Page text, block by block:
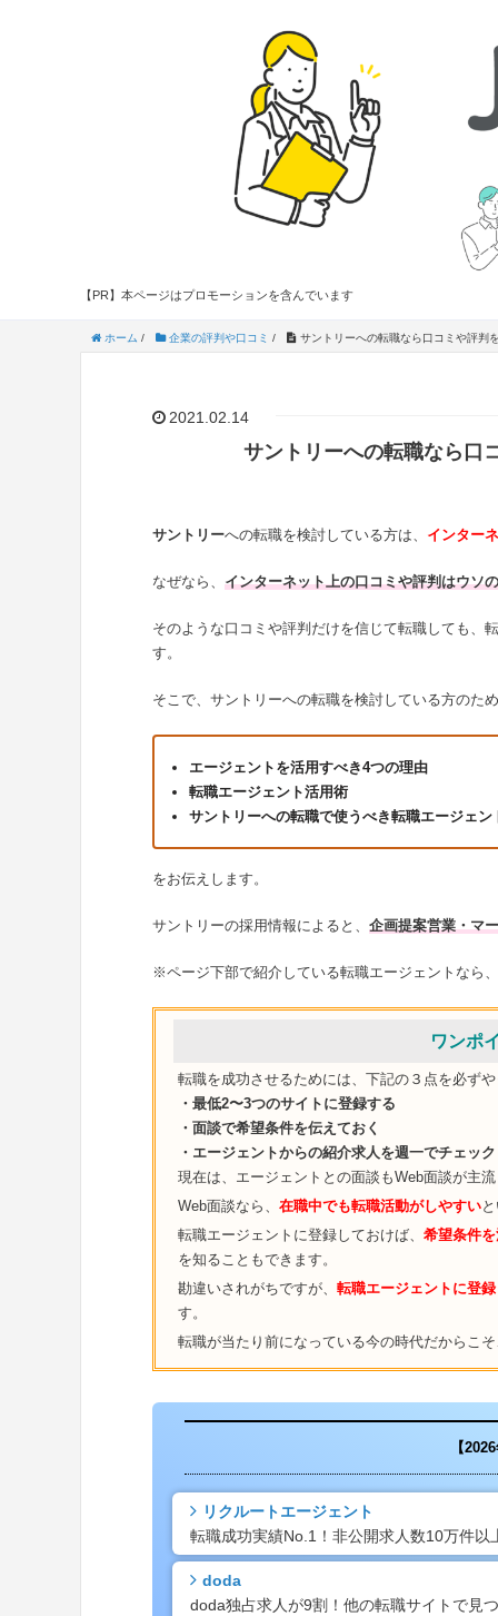
【PR】本ページはプロモーションを含んでいます
ホーム / 企業の評判や口コミ / サントリーへの転職なら口コミや評判
2021.02.14
サントリーへの転職なら口
サントリーへの転職を検討している方は、 インター
なぜなら、 インターネット上の口コミや評判はウソ
そのような口コミや評判だけを信じて転職しても、
す。
そこで、サントリーへの転職を検討している方のた
エージェントを活用すべき4つの理由
転職エージェント活用術
サントリーへの転職で使うべき転職エージェン
をお伝えします。
サントリーの採用情報によると、 企画提案営業・マ
※ページ下部で紹介している転職エージェントなら、
ワンポ
転職を成功させるためには、下記の３点を必ず
・最低2〜3つのサイトに登録する
・面談で希望条件を伝えておく
・エージェントからの紹介求人を週一でチェック
現在は、エージェントとの面談もWeb面談が主
Web面談なら、 在職中でも転職活動がしやすい
転職エージェントに登録しておけば、 希望条件
を知ることもできます。
勘違いされがちですが、 転職エージェントに登
す。
転職が当たり前になっている今の時代だからこ
【
リクルートエージェント
転職成功実績No.1！非公開求人数10万件
doda
doda独占求人が9割！他の転職サイトで見